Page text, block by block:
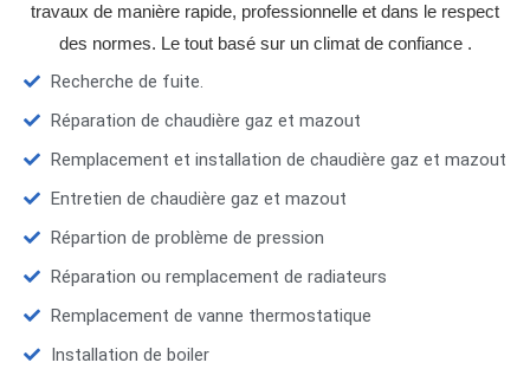
travaux de manière rapide, professionnelle et dans le respect
des normes. Le tout basé sur un climat de confiance .
Recherche de fuite.
Réparation de chaudière gaz et mazout
Remplacement et installation de chaudière gaz et mazout
Entretien de chaudière gaz et mazout
Répartion de problème de pression
Réparation ou remplacement de radiateurs
Remplacement de vanne thermostatique
Installation de boiler